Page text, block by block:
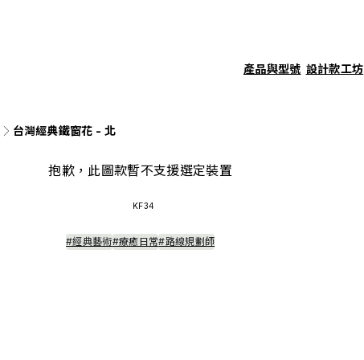
產品與型號 設計款工坊
台灣經典鐵窗花 - 北
抱歉，此圖款暫不支援選定裝置
KF34
#經典藝術#療癒日常#路線規劃師